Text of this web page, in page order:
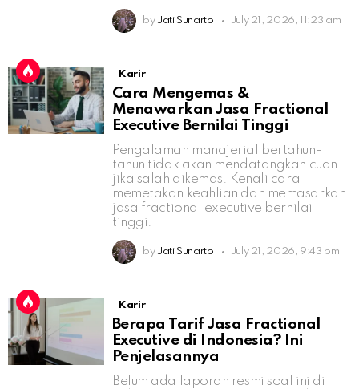
by Jati Sunarto July 21, 2026, 11:23 am
Karir
Cara Mengemas &
Menawarkan Jasa Fractional
Executive Bernilai Tinggi
Pengalaman manajerial bertahun-
tahun tidak akan mendatangkan cuan
jika salah dikemas. Kenali cara
memetakan keahlian dan memasarkan
jasa fractional executive bernilai
tinggi.
by Jati Sunarto July 21, 2026, 9:43 pm
Karir
Berapa Tarif Jasa Fractional
Executive di Indonesia? Ini
Penjelasannya
Belum ada laporan resmi soal ini di